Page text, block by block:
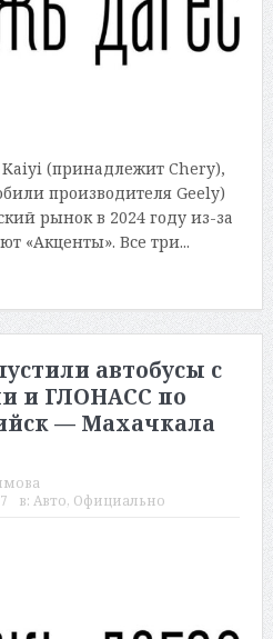
(принадлежит Chery),
производителя Geely)
рынок в 2024 году из-за
«Акценты». Все три...
автобусы с
и ГЛОНАСС по
— Махачкала
в: Авто, Официально